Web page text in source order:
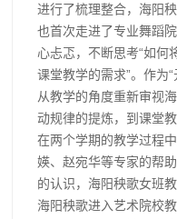
进行了梳理整合，海阳
也首次走进了专业舞蹈
心忐忑，不断思考“如何
课堂教学的需求”。作为
从教学的角度重新审视
动规律的提炼，到课堂
在两个学期的教学过程
媖、赵宛华等专家的帮
的认识，海阳秧歌女班
海阳秧歌进入艺术院校